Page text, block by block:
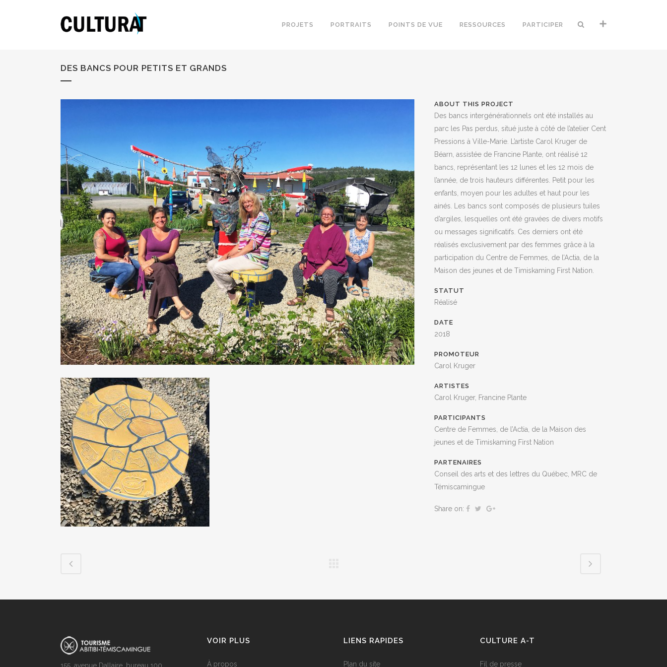
PROJETS PORTRAITS POINTS DE VUE RESSOURCES PARTICIPER
DES BANCS POUR PETITS ET GRANDS
ABOUT THIS PROJECT
Des bancs intergénérationnels ont été installés au
parc les Pas perdus, situé juste à côté de l’atelier Cent
Pressions à Ville-Marie. L’artiste Carol Kruger de
Béarn, assistée de Francine Plante, ont réalisé 12
bancs, représentant les 12 lunes et les 12 mois de
l’année, de trois hauteurs différentes. Petit pour les
enfants, moyen pour les adultes et haut pour les
ainés. Les bancs sont composés de plusieurs tuiles
d’argiles, lesquelles ont été gravées de divers motifs
ou messages significatifs. Ces derniers ont été
réalisés exclusivement par des femmes grâce à la
participation du Centre de Femmes, de l’Actia, de la
Maison des jeunes et de Timiskaming First Nation.
STATUT
Réalisé
DATE
2018
PROMOTEUR
Carol Kruger
ARTISTES
Carol Kruger, Francine Plante
PARTICIPANTS
Centre de Femmes, de l’Actia, de la Maison des
jeunes et de Timiskaming First Nation
PARTENAIRES
Conseil des arts et des lettres du Québec, MRC de
Témiscamingue
Share on:
VOIR PLUS
À propos
LIENS RAPIDES
Plan du site
CULTURE A-T
Fil de presse
BIENVENUE SUR NOTRE NOUVEAU SITE WEB, CULTURAT.ORG!
Ce site vous appartient : partagez vos projets, vos ressources et vos expériences! Pour des
questions, n’hésitez pas à nouscontacter.
Vous avez toujours accès aux outils du Conseil de la culture : calendrier culturel, bottin
En ouvrant la bande déroulante en haut à gauche (le signe +)
En suivant les liens au bas des pages
Via la section
Comme notre site est appelé à être bonifié dans les prochaines semaines, nous vous
invitons à nous faire part de vos commentaires et propositions via la section
Bonne visite!